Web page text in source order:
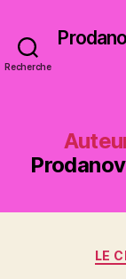
Recherche
LE